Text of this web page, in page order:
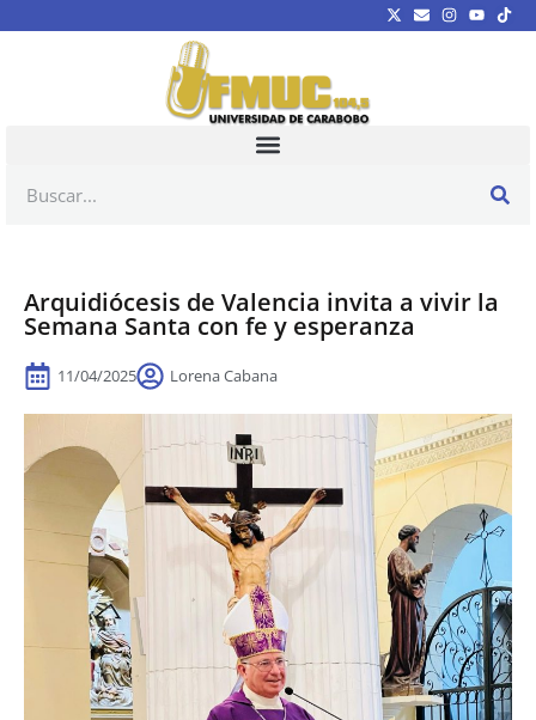
Arquidiócesis de Valencia invita a vivir la
Semana Santa con fe y esperanza
11/04/2025 Lorena Cabana